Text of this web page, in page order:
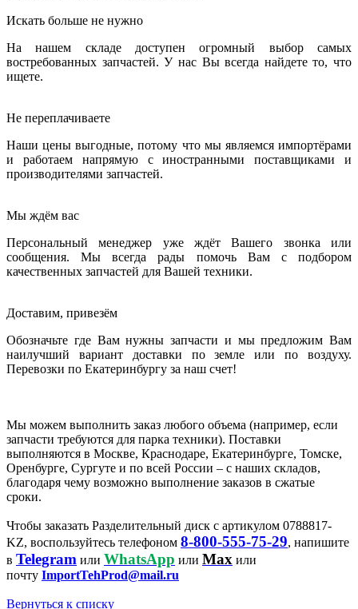
Искать больше не нужно
На нашем складе доступен огромный выбор самых
востребованных запчастей. У нас Вы всегда найдете то, что
ищете.
Не переплачиваете
Наши цены выгодные, потому что мы являемся импортёрами
и работаем напрямую с иностранными поставщиками и
производителями запчастей.
Мы ждём вас
Персональный менеджер уже ждёт Вашего звонка или
сообщения. Мы всегда рады помочь Вам с подбором
качественных запчастей для Вашей техники.
Доставим, привезём
Обозначьте где Вам нужны запчасти и мы предложим Вам
наилучший вариант доставки по земле или по воздуху.
Перевозки по Екатеринбургу за наш счет!
Мы можем выполнить заказ любого объема (например, если
запчасти требуются для парка техники). Поставки
выполняются в Москве, Краснодаре, Екатеринбурге, Томске,
Оренбурге, Сургуте и по всей России – с наших складов,
благодаря чему возможно выполнение заказов в сжатые
сроки.
Чтобы заказать Разделительный диск с артикулом 0788817-
KZ, воспользуйтесь телефоном 8-800-555-75-29, напишите
в Telegram или WhatsApp или Max или
почту ImportTehProd@mail.ru
Вернуться к списку